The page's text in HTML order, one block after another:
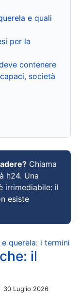
e quali
per la
contenere
società
Chiama
h24. Una
irrimediabile: il
esiste
querela: i termini
il
30 Luglio 2026